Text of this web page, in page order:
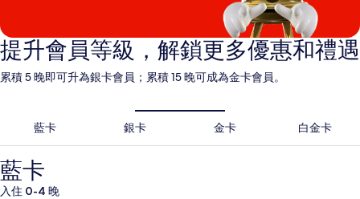
提升會員等級，解鎖更多優惠和禮遇
累積 5 晚即可升為銀卡會員；累積 15 晚可成為金卡會員。
藍卡 銀卡 金卡 白金卡
藍卡
入住 0-4 晚